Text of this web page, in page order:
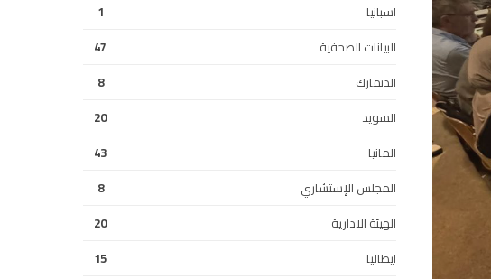
اسبانيا
1
البيانات الصحفية
47
الدنمارك
8
السويد
20
المانيا
43
المجلس الإستشاري
8
الهيئة الادارية
20
ايطاليا
15